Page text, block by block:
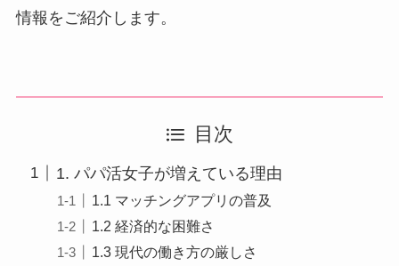
情報をご紹介します。
目次
1. パパ活女子が増えている理由
1.1 マッチングアプリの普及
1.2 経済的な困難さ
1.3 現代の働き方の厳しさ